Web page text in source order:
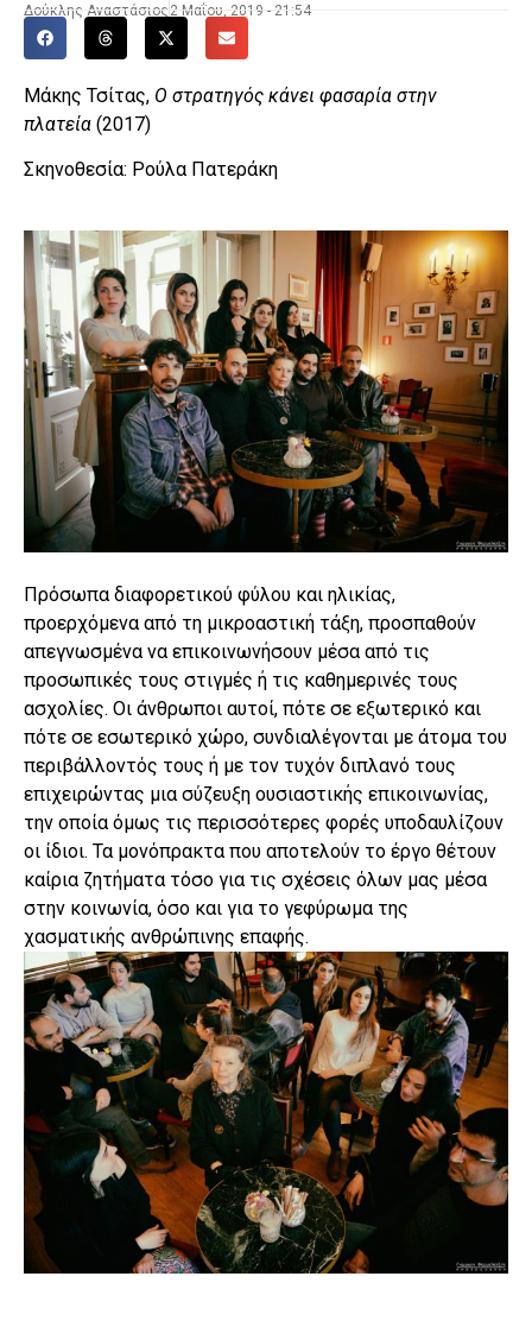
Δούκλης Αναστάσιος 2 Μαΐου, 2019 - 21:54
Μάκης Τσίτας, Ο στρατηγός κάνει φασαρία στην
πλατεία (2017)
Σκηνοθεσία: Ρούλα Πατεράκη
Πρόσωπα διαφορετικού φύλου και ηλικίας,
προερχόμενα από τη μικροαστική τάξη, προσπαθούν
απεγνωσμένα να επικοινωνήσουν μέσα από τις
προσωπικές τους στιγμές ή τις καθημερινές τους
ασχολίες. Οι άνθρωποι αυτοί, πότε σε εξωτερικό και
πότε σε εσωτερικό χώρο, συνδιαλέγονται με άτομα του
περιβάλλοντός τους ή με τον τυχόν διπλανό τους
επιχειρώντας μια σύζευξη ουσιαστικής επικοινωνίας,
την οποία όμως τις περισσότερες φορές υποδαυλίζουν
οι ίδιοι. Τα μονόπρακτα που αποτελούν το έργο θέτουν
καίρια ζητήματα τόσο για τις σχέσεις όλων μας μέσα
στην κοινωνία, όσο και για το γεφύρωμα της
χασματικής ανθρώπινης επαφής.